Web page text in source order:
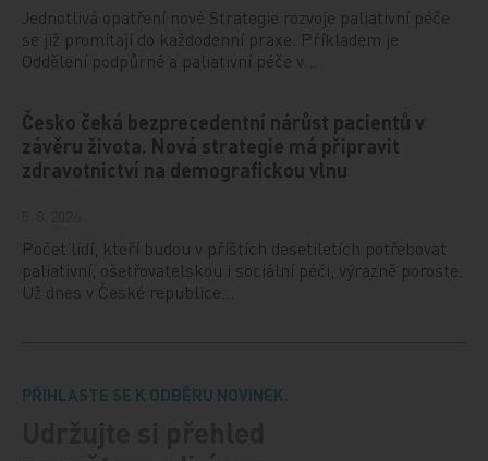
Jednotlivá opatření nové Strategie rozvoje paliativní péče
se již promítají do každodenní praxe. Příkladem je
Oddělení podpůrné a paliativní péče v…
Česko čeká bezprecedentní nárůst pacientů v
závěru života. Nová strategie má připravit
zdravotnictví na demografickou vlnu
Počet lidí, kteří budou v příštích desetiletích potřebovat
paliativní, ošetřovatelskou i sociální péči, výrazně poroste.
Už dnes v České republice…
PŘIHLASTE SE K ODBĚRU NOVINEK.